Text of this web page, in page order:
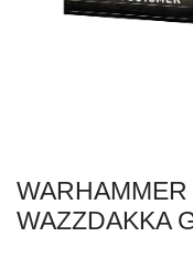
WAZZDAKKA